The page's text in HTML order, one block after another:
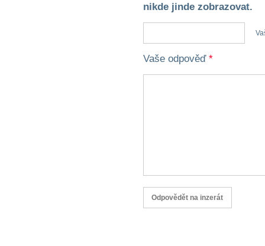
nikde jinde zobrazovat.
Vaše odpověď *